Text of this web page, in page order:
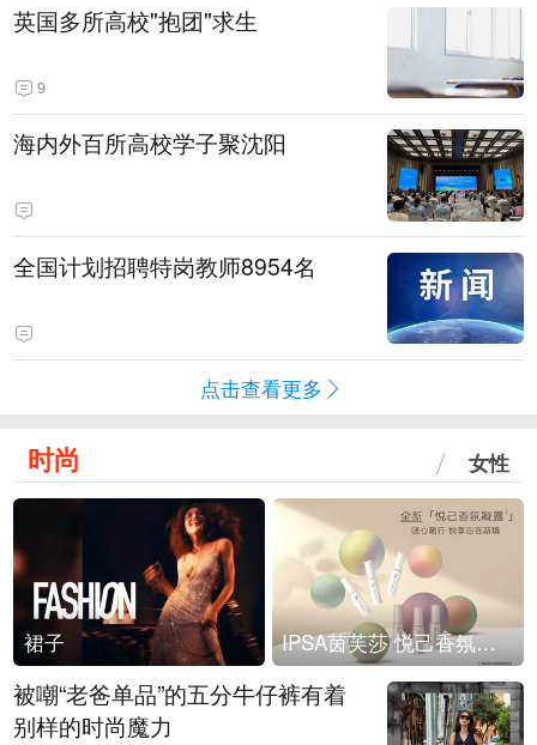
英国多所高校"抱团"求生
9
海内外百所高校学子聚沈阳
全国计划招聘特岗教师8954名
点击查看更多
时尚 女性
裙子 IPSA茵芙莎 悦己香氛凝露上市
被嘲“老爸单品”的五分牛仔裤有着
别样的时尚魔力